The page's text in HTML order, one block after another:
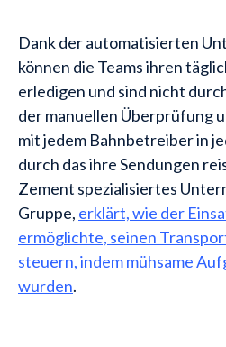
Dank der automatisierten
können die Teams ihren
erledigen und sind nicht
der manuellen Überprüfung
mit jedem Bahnbetreiber in
durch das ihre Sendungen
Zement spezialisiertes
Gruppe, erklärt, wie der
ermöglichte, seinen
steuern, indem mühsame
wurden.